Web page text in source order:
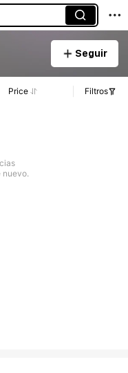
Seguir
Price Filtros
nuevo.